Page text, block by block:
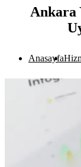
Ankara
Anasayfa